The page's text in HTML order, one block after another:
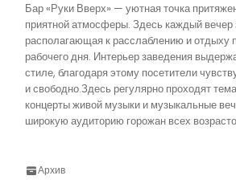
Бар «Руки Вверх» — уютная точка
приятной атмосферы. Здесь каждый вечер
располагающая к расслаблению и отдыху
рабочего дня. Интерьер заведения
стиле, благодаря этому посетители
и свободно.Здесь регулярно проходят
концерты живой музыки и музыкальные
широкую аудиторию горожан всех
Архив